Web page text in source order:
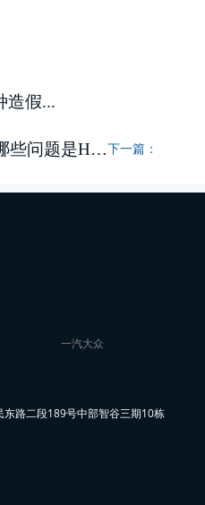
造假...
下一篇：
在背景调查的过程中，哪些问题是HR所不能...
一汽大众
路二段189号中部智谷三期10栋